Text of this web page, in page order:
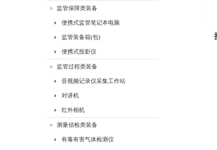
监管保障类装备
便携式监管笔记本电脑
监管装备箱(包)
便携式投影仪
监管过程类装备
音视频记录仪采集工作站
对讲机
红外相机
测量侦检类装备
有毒有害气体检测仪